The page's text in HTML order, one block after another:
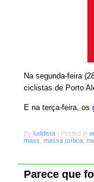
Na segunda-feira
ciclistas de Porto
E na terça-feira, os
By luddista | Posted in
mass massa crítica
Parece que